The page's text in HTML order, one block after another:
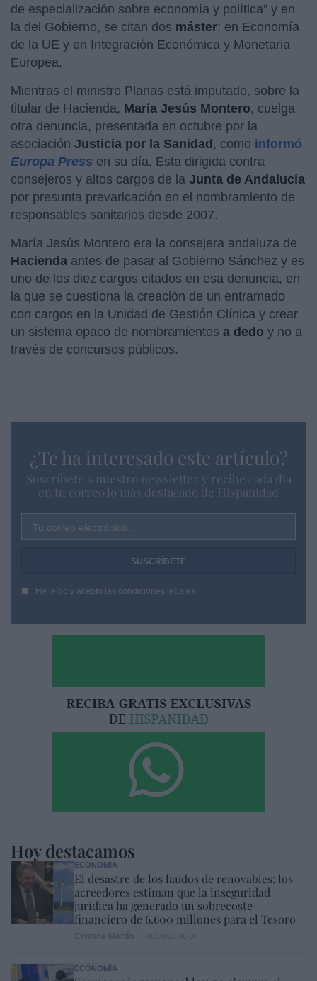
de especialización sobre economía y política” y en
la del Gobierno, se citan dos máster: en Economía
de la UE y en Integración Económica y Monetaria
Europea.
Mientras el ministro Planas está imputado, sobre la
titular de Hacienda, María Jesús Montero, cuelga
otra denuncia, presentada en octubre por la
asociación Justicia por la Sanidad, como informó
Europa Press en su día. Esta dirigida contra
consejeros y altos cargos de la Junta de Andalucía
por presunta prevaricación en el nombramiento de
responsables sanitarios desde 2007.
María Jesús Montero era la consejera andaluza de
Hacienda antes de pasar al Gobierno Sánchez y es
uno de los diez cargos citados en esa denuncia, en
la que se cuestiona la creación de un entramado
con cargos en la Unidad de Gestión Clínica y crear
un sistema opaco de nombramientos a dedo y no a
través de concursos públicos.
¿Te ha interesado este artículo?
Suscríbete a nuestro newsletter y recibe cada dia
en tu correo lo más destacado de Hispanidad
Tu correo electrónico...
He leído y acepto las condiciones legales
Hoy destacamos
ECONOMÍA
El desastre de los laudos de renovables: los
acreedores estiman que la inseguridad
jurídica ha generado un sobrecoste
financiero de 6.600 millones para el Tesoro
ECONOMÍA